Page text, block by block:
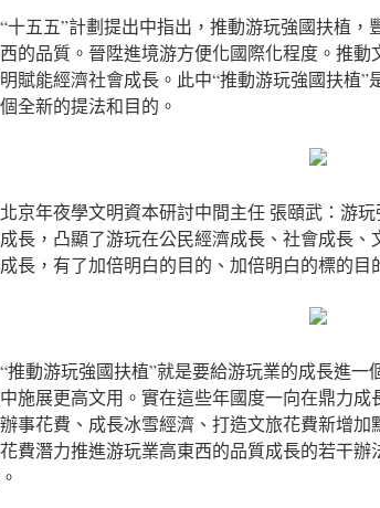
“十五五”計劃提出中指出，推動游玩強國扶植
的品質。晉陞進境游方便化國際化程度。推動
賦能經濟社會成長。此中“推動游玩強國扶植”
全新的提法和目的。
北京年夜學文明資本研討中間主任 張頤武：游
長，凸顯了游玩在公民經濟成長、社會成長
長，有了加倍明白的目的、加倍明白的標的目
“推動游玩強國扶植”就是要給游玩業的成長進一
施展更高文用。實在這些年國度一向在鼎力
事花費、成長冰雪經濟、打造文旅花費新增
費潛力推進游玩業高東西的品質成長的若干